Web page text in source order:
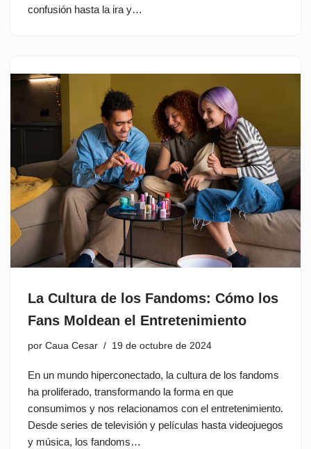
confusión hasta la ira y…
La Cultura de los Fandoms: Cómo los
Fans Moldean el Entretenimiento
por Caua Cesar 19 de octubre de 2024
En un mundo hiperconectado, la cultura de los fandoms
ha proliferado, transformando la forma en que
consumimos y nos relacionamos con el entretenimiento.
Desde series de televisión y películas hasta videojuegos
y música, los fandoms…